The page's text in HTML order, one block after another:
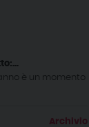
è un momento
Archivio